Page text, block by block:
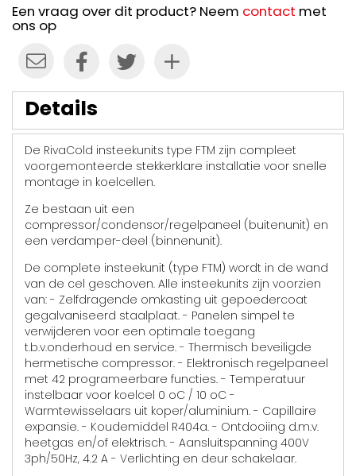
Een vraag over dit product? Neem contact met
ons op
Details
De RivaCold insteekunits type FTM zijn compleet
voorgemonteerde stekkerklare installatie voor snelle
montage in koelcellen.
Ze bestaan uit een
compressor/condensor/regelpaneel (buitenunit) en
een verdamper-deel (binnenunit).
De complete insteekunit (type FTM) wordt in de wand
van de cel geschoven. Alle insteekunits zijn voorzien
van: - Zelfdragende omkasting uit gepoedercoat
gegalvaniseerd staalplaat. - Panelen simpel te
verwijderen voor een optimale toegang
t.b.v.onderhoud en service. - Thermisch beveiligde
hermetische compressor. - Elektronisch regelpaneel
met 42 programeerbare functies. - Temperatuur
instelbaar voor koelcel 0 oC / 10 oC -
Warmtewisselaars uit koper/aluminium. - Capillaire
expansie. - Koudemiddel R404a. - Ontdooiing d.m.v.
heetgas en/of elektrisch. - Aansluitspanning 400V
3ph/50Hz, 4.2 A - Verlichting en deur schakelaar.